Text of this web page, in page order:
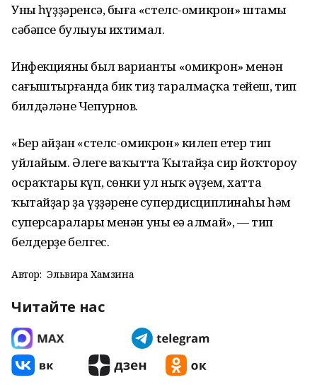
Уның һүҙҙәренсә, быға «стелс-омикрон» штамы
сәбәпсе булыуы ихтимал.
Инфекцияның был варианты «омикрон» менән
сағыштырғанда бик тиҙ таралмаҫҡа тейеш, тип
билдәләне Чепурнов.
«Бер айҙан «стелс-омикрон» килеп етер тип
уйлайым. Әлеге ваҡытта Ҡытайҙа сир йоҡтороу
осраҡтары күп, сөнки ул ныҡ әүҙем, хатта
ҡытайҙар ҙа үҙҙәренең супердисциплинаһы һәм
суперсаралары менән уны еңә алмай», — тип
белдерҙе белгес.
Автор: Эльвира Хамзина
Читайте нас